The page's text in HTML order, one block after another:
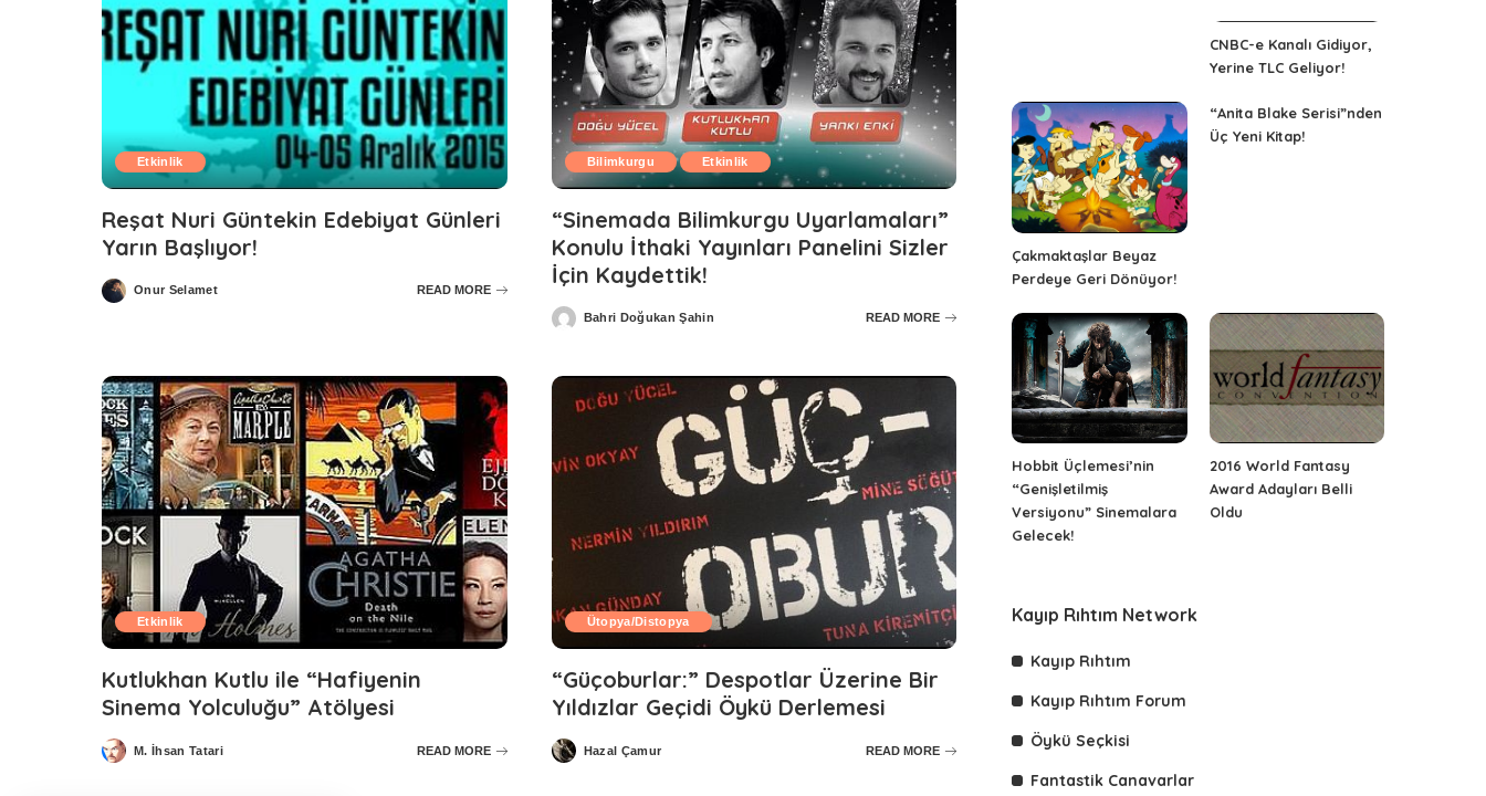
Etkinlik
Reşat Nuri Güntekin Edebiyat Günleri
Yarın Başlıyor!
Posted
by
Onur Selamet READ MORE
Bilimkurgu Etkinlik
“Sinemada Bilimkurgu Uyarlamaları”
Konulu İthaki Yayınları Panelini Sizler
İçin Kaydettik!
PostedBahri Doğukan Şahin READ MORE
Etkinlik
Kutlukhan Kutlu ile “Hafiyenin
Sinema Yolculuğu” Atölyesi
Posted
by
M. İhsan Tatari READ MORE
Ütopya/Distopya
“Güçoburlar:” Despotlar Üzerine Bir
Yıldızlar Geçidi Öykü Derlemesi
Posted
by
Hazal Çamur READ MORE
CNBC-e Kanalı Gidiyor,
Yerine TLC Geliyor!
Çakmaktaşlar Beyaz
Perdeye Geri Dönüyor!
“Anita Blake Serisi”nden
Üç Yeni Kitap!
Hobbit Üçlemesi’nin
“Genişletilmiş
Versiyonu” Sinemalara
Gelecek!
2016 World Fantasy
Award Adayları Belli
Oldu
Kayıp Rıhtım Network
Kayıp Rıhtım
Kayıp Rıhtım Forum
Öykü Seçkisi
Fantastik Canavarlar